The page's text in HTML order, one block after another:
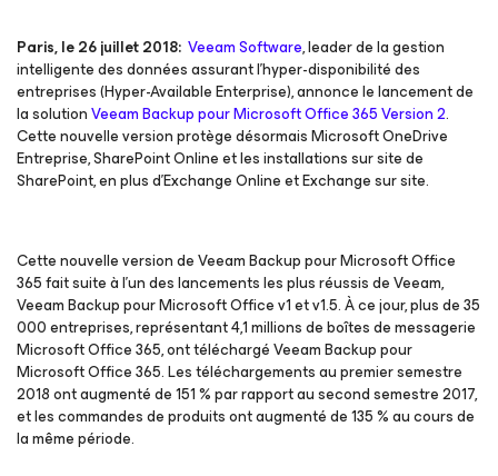
Paris, le 26 juillet 2018: Veeam Software, leader de la gestion
intelligente des données assurant l’hyper-disponibilité des
entreprises (Hyper-Available Enterprise), annonce le lancement de
la solutionVeeam Backuppour Microsoft Office 365 Version 2.
Cette nouvelle version protège désormais Microsoft OneDrive
Entreprise, SharePoint Online et les installations sur site de
SharePoint, en plus d’Exchange Online et Exchange sur site.
Cette nouvelle version de Veeam Backuppour Microsoft Office
365fait suite à l'un des lancements les plus réussis de Veeam,
Veeam Backuppour Microsoft Office v1 et v1.5. À ce jour, plus de 35
000 entreprises, représentant 4,1 millions de boîtes de messagerie
Microsoft Office 365, ont téléchargé Veeam Backuppour
Microsoft Office 365. Les téléchargements au premier semestre
2018 ont augmenté de 151 % par rapport au second semestre 2017,
et les commandes de produits ont augmenté de 135 % au cours de
la même période.